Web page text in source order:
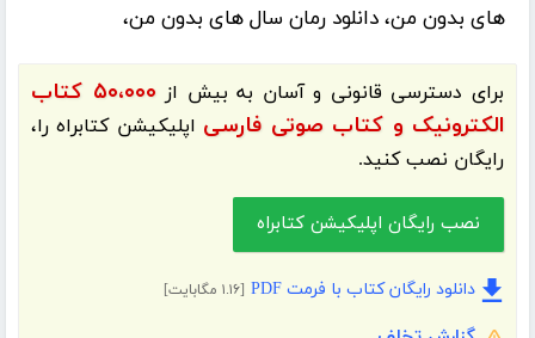
های بدون من، دانلود رمان سال های بدون من،
برای دسترسی قانونی و آسان به بیش از
۵۰،۰۰۰ کتاب
الکترونیک و کتاب صوتی فارسی اپلیکیشنکتابراهرا،
رایگان نصب کنید.
نصب رایگان اپلیکیشن کتابراه
دانلود رایگان کتاب با فرمت PDF [۱.۱۶ مگابایت]